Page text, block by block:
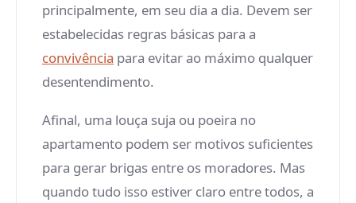
principalmente, em seu dia a dia. Devem ser
estabelecidas regras básicas para a
convivência para evitar ao máximo qualquer
desentendimento.
Afinal, uma louça suja ou poeira no
apartamento podem ser motivos suficientes
para gerar brigas entre os moradores. Mas
quando tudo isso estiver claro entre todos, a